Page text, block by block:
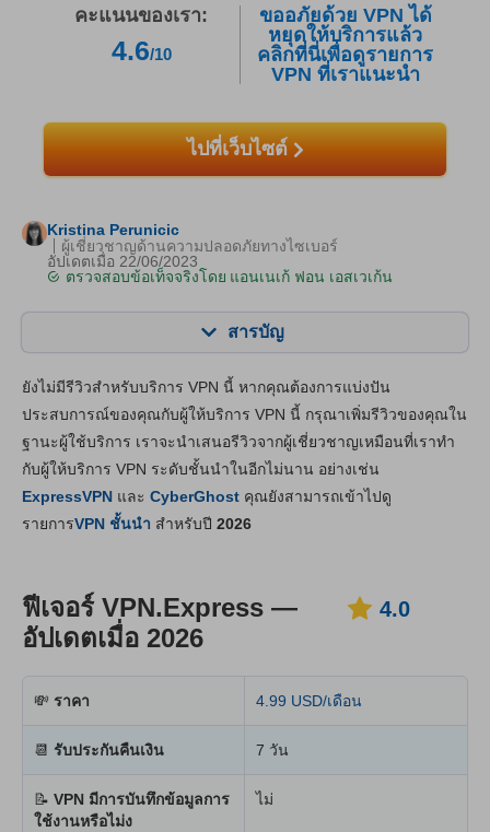
คะแนนของเรา:
4.6/10
ขออภัยด้วย VPN ได้
หยุดให้บริการแล้ว
คลิกที่นี่เพื่อดูรายการ
VPN ที่เราแนะนำ
ไปที่เว็บไซต์
Kristina Perunicic
อัปเดตเมื่อ 22/06/2023
ตรวจสอบข้อเท็จจริงโดย แอนเนเก้ ฟอน เอสเวเก้น
ผู้เชี่ยวชาญด้านความปลอดภัยทางไซเบอร์
สารบัญ
คุณสมบัติหลัก 4.0
แอปและการติดตั้ง 3.5
ราคา
ความเสถียร & การช่วยเหลือ 3.0
ยังไม่มีรีวิวสำหรับบริการ VPN นี้ หากคุณต้องการแบ่งปัน
ประสบการณ์ของคุณกับผู้ให้บริการ VPN นี้ กรุณาเพิ่มรีวิวของคุณใน
ฐานะผู้ใช้บริการ เราจะนำเสนอรีวิวจากผู้เชี่ยวชาญเหมือนที่เราทำ
กับผู้ให้บริการ VPN ระดับชั้นนำในอีกไม่นาน อย่างเช่น
ExpressVPN และ CyberGhost คุณยังสามารถเข้าไปดู
รายการVPN ชั้นนำ สำหรับปี 2026
ฟีเจอร์ VPN.Express —
อัปเดตเมื่อ 2026
4.0
💸 ราคา 4.99 USD/เดือน
📆 รับประกันคืนเงิน 7 วัน
📝 VPN มีการบันทึกข้อมูลการ
ใช้งานหรือไม่ง
ไม่